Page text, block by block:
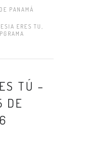
PANAMÁ
ERES TU ,
TÚ –
DE